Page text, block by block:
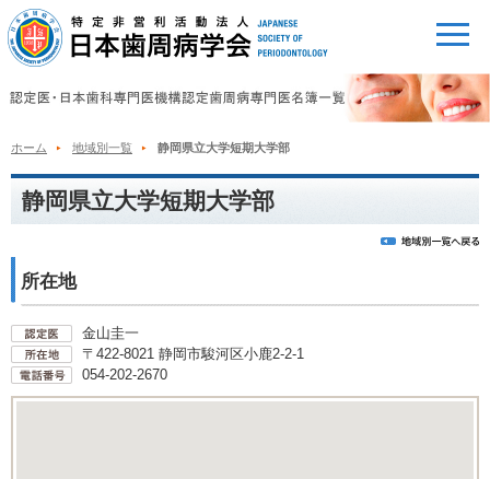
ホーム 地域別一覧 静岡県立大学短期大学部
静岡県立大学短期大学部
所在地
金山圭一
〒422-8021 静岡市駿河区小鹿2-2-1
054-202-2670